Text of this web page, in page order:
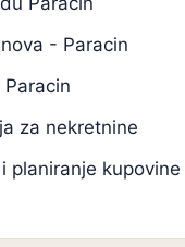
- Paracin
za nekretnine
planiranje kupovine